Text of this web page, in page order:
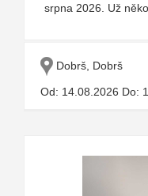
srpna 2026. Už
Dobrš, Dobrš
Od: 14.08.2026 Do: